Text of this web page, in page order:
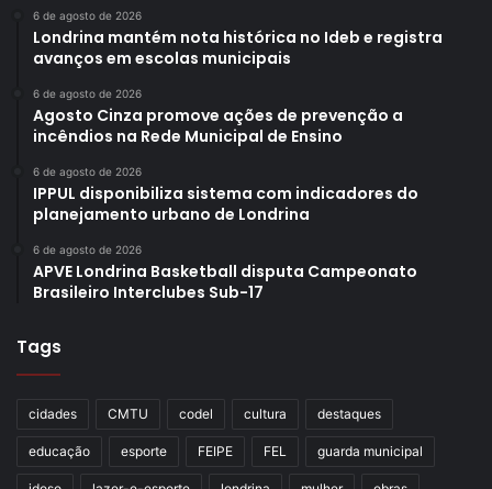
6 de agosto de 2026
Londrina mantém nota histórica no Ideb e registra
avanços em escolas municipais
6 de agosto de 2026
Agosto Cinza promove ações de prevenção a
incêndios na Rede Municipal de Ensino
6 de agosto de 2026
IPPUL disponibiliza sistema com indicadores do
planejamento urbano de Londrina
6 de agosto de 2026
APVE Londrina Basketball disputa Campeonato
Brasileiro Interclubes Sub-17
Tags
cidades CMTU codel cultura destaques
educação esporte FEIPE FEL guarda municipal